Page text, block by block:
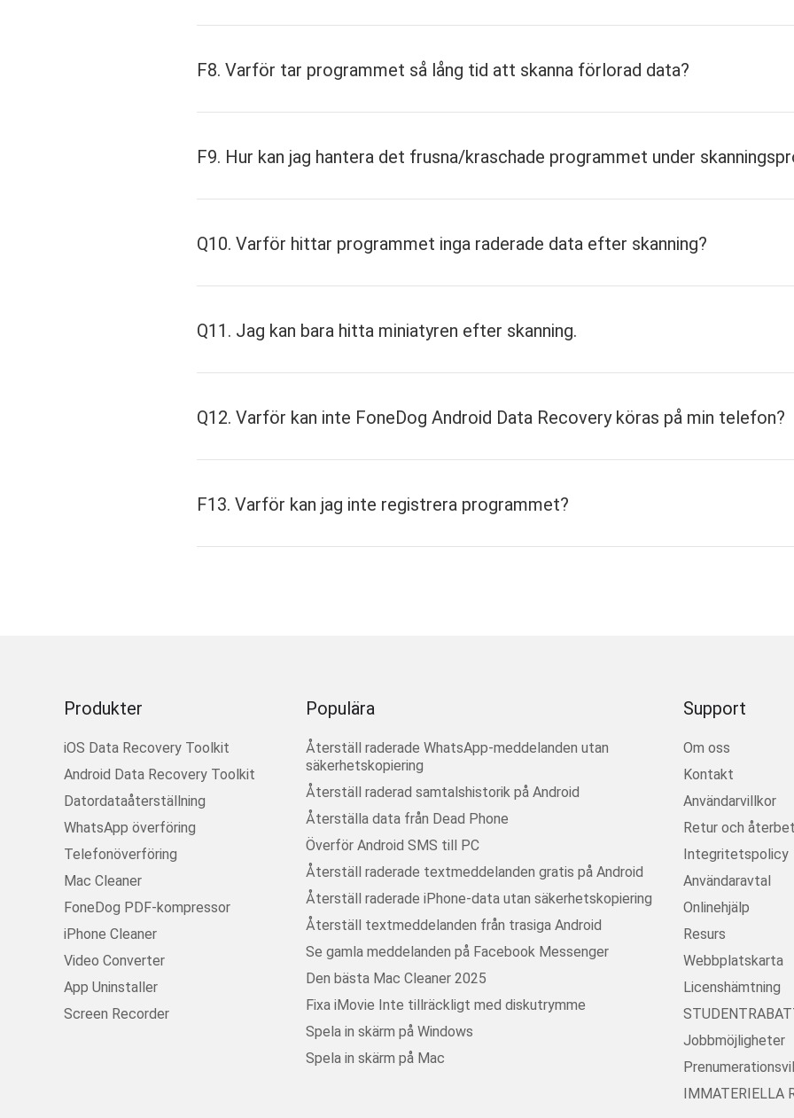
förinstallerade apparna för att frigöra mer utrymme.
F8. Varför tar programmet så lång tid att skanna förlorad data?
F9. Hur kan jag hantera det frusna/kraschade programmet under
Q10. Varför hittar programmet inga raderade data efter skanning?
Q11. Jag kan bara hitta miniatyren efter skanning.
Q12. Varför kan inte FoneDog Android Data Recovery köras på min telefon?
F13. Varför kan jag inte registrera programmet?
Produkter
iOS Data Recovery Toolkit
Android Data Recovery Toolkit
Datordataåterställning
WhatsApp överföring
Telefonöverföring
Mac Cleaner
FoneDog PDF-kompressor
iPhone Cleaner
Video Converter
App Uninstaller
Screen Recorder
Populära
Återställ raderade WhatsApp-meddelanden utan
säkerhetskopiering
Återställ raderad samtalshistorik på Android
Återställa data från Dead Phone
Överför Android SMS till PC
Återställ raderade textmeddelanden gratis på Android
Återställ raderade iPhone-data utan säkerhetskopiering
Återställ textmeddelanden från trasiga Android
Se gamla meddelanden på Facebook Messenger
Den bästa Mac Cleaner 2025
Fixa iMovie Inte tillräckligt med diskutrymme
Spela in skärm på Windows
Spela in skärm på Mac
Support
Om oss
Kontakt
Användarvillkor
Retur och
Integritetspolicy
Användaravtal
Onlinehjälp
Resurs
Webbplatskarta
Licenshämtning
Jobbmöjligheter
IMMATERIELLA